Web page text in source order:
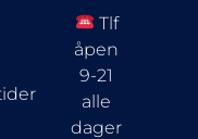
Tlf
åpen
9-21
alle
dager